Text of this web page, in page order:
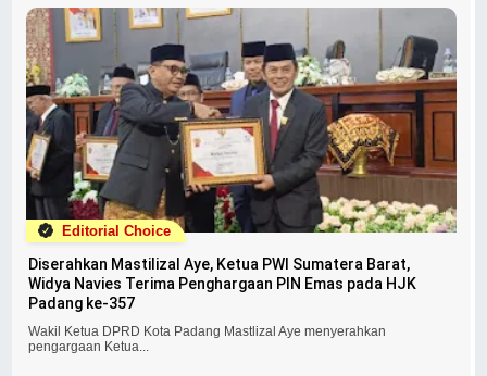
Editorial Choice
Diserahkan Mastilizal Aye, Ketua PWI Sumatera Barat,
Widya Navies Terima Penghargaan PIN Emas pada HJK
Padang ke-357
Wakil Ketua DPRD Kota Padang Mastlizal Aye menyerahkan
pengargaan Ketua...